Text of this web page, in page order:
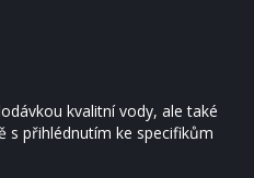
kvalitní vody, ale také
s přihlédnutím ke specifikům